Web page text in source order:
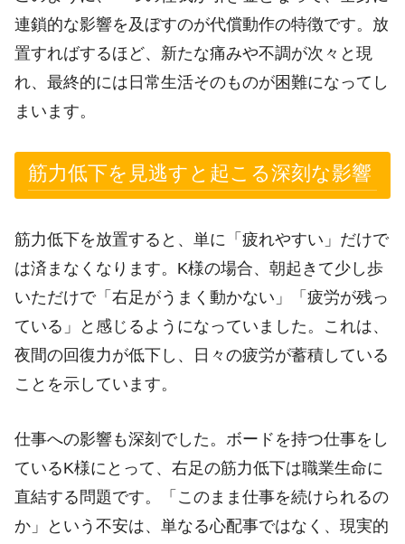
連鎖的な影響を及ぼすのが代償動作の特徴です。放
置すればするほど、新たな痛みや不調が次々と現
れ、最終的には日常生活そのものが困難になってし
まいます。
筋力低下を見逃すと起こる深刻な影響
筋力低下を放置すると、単に「疲れやすい」だけで
は済まなくなります。K様の場合、朝起きて少し歩
いただけで「右足がうまく動かない」「疲労が残っ
ている」と感じるようになっていました。これは、
夜間の回復力が低下し、日々の疲労が蓄積している
ことを示しています。
仕事への影響も深刻でした。ボードを持つ仕事をし
ているK様にとって、右足の筋力低下は職業生命に
直結する問題です。「このまま仕事を続けられるの
か」という不安は、単なる心配事ではなく、現実的